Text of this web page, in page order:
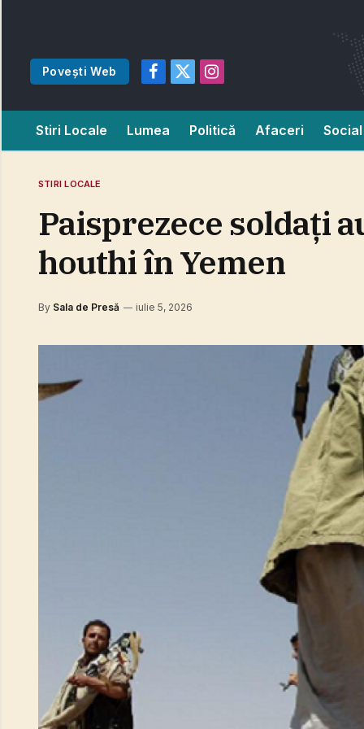
Povești Web
Facebook
X
Instagram
Stiri Locale Lumea Politică Afaceri Social
STIRI LOCALE
Paisprezece soldaţi
houthi în Yemen
By Sala de Presă iulie 5, 2026